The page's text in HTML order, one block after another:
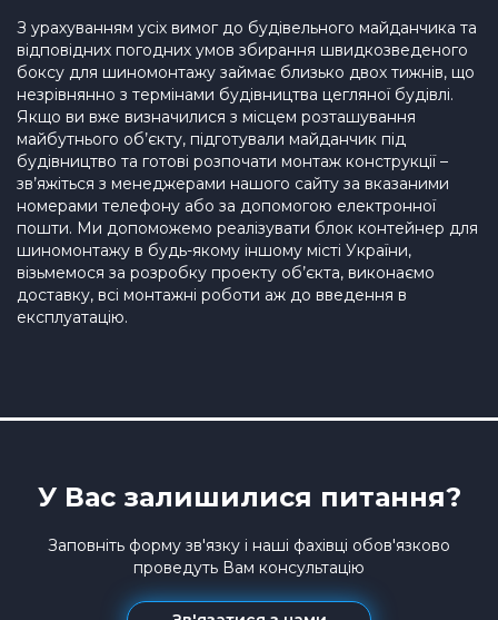
З урахуванням усіх вимог до будівельного майданчика та
відповідних погодних умов збирання швидкозведеного
боксу для шиномонтажу займає близько двох тижнів, що
незрівнянно з термінами будівництва цегляної будівлі.
Якщо ви вже визначилися з місцем розташування
майбутнього об’єкту, підготували майданчик під
будівництво та готові розпочати монтаж конструкції –
зв’яжіться з менеджерами нашого сайту за вказаними
номерами телефону або за допомогою електронної
пошти. Ми допоможемо реалізувати блок контейнер для
шиномонтажу в будь-якому іншому місті України,
візьмемося за розробку проекту об’єкта, виконаємо
доставку, всі монтажні роботи аж до введення в
експлуатацію.
У Вас залишилися питання?
Заповніть форму зв'язку і наші фахівці обов'язково
проведуть Вам консультацію